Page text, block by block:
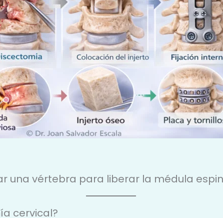
una vértebra para liberar la médula
cervical?